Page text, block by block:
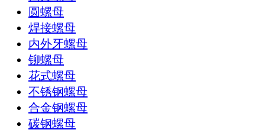
圆螺母
焊接螺母
内外牙螺母
铆螺母
花式螺母
不锈钢螺母
合金钢螺母
碳钢螺母